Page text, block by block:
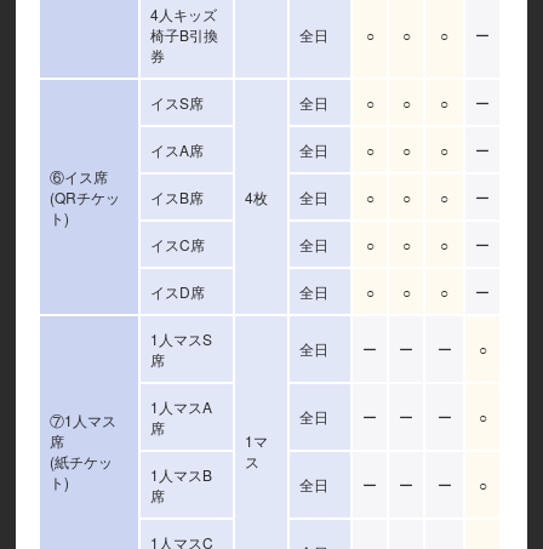
4人キッズ
椅子B引換
券
全日 ○ ○ ○ ー
⑥イス席
(QRチケッ
ト)
イスS席
4枚
全日 ○ ○ ○ ー
イスA席 全日 ○ ○ ○ ー
イスB席 全日 ○ ○ ○ ー
イスC席 全日 ○ ○ ○ ー
イスD席 全日 ○ ○ ○ ー
⑦1人マス
席
(紙チケッ
ト)
1人マスS
席
1マ
ス
全日 ー ー ー ○
1人マスA
席
全日 ー ー ー ○
1人マスB
席
全日 ー ー ー ○
1人マスC